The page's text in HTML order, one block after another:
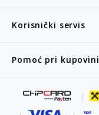
Korisnički servis
Pomoć pri kupovini